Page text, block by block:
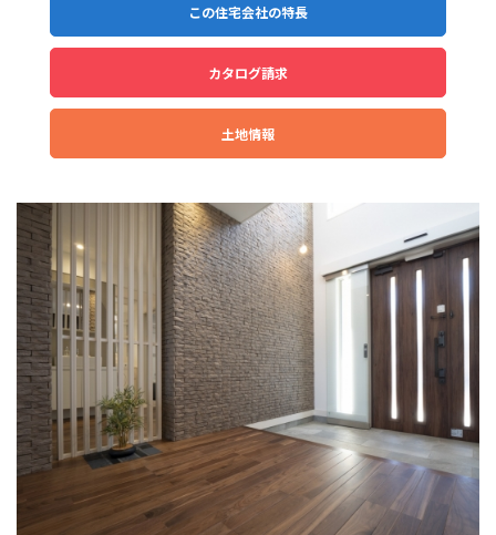
この住宅会社の特長
カタログ請求
土地情報